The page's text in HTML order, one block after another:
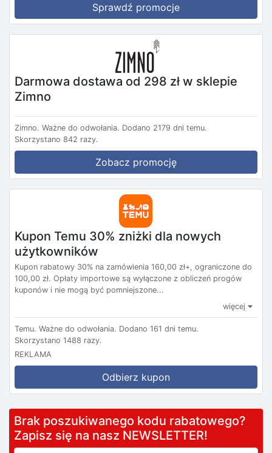
Sprawdź promocje
Darmowa dostawa od 298 zł w sklepie
Zimno
Zimno. Ważne do odwołania. Dodano 2179 dni temu.
Skorzystano 842 razy.
Zobacz promocję
Kupon Temu 30% zniżki dla nowych
użytkowników
Kupon rabatowy 30% na zamówienia 160,00 zł+, ograniczone do
100,00 zł. Opłaty importowe są wyłączone z obliczeń progów
kuponów i nie mogą być pomniejszone...
więcej
Temu. Ważne do odwołania. Dodano 161 dni temu.
Skorzystano 1488 razy.
REKLAMA
Odbierz kupon
Brak poszukiwanego kodu rabatowego?
Zapisz się na nasz NEWSLETTER!